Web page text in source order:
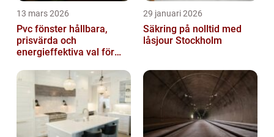
13 mars 2026
Pvc fönster hållbara,
prisvärda och
energieffektiva val för
29 januari 2026
Säkring på nolltid med
låsjour Stockholm